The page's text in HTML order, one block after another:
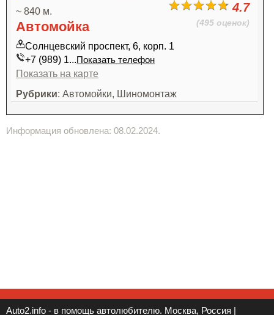
4.7
(495 оценок)
~ 840 м.
Автомойка
Солнцевский проспект, 6, корп. 1
+7 (989) 1...Показать телефон
Показать на карте
Рубрики: Автомойки, Шиномонтаж
Информация обновлена: 08.02.2024.
Auto2.info - в помощь автолюбителю. Москва, Россия |